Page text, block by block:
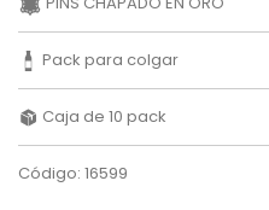
Pack para colgar
Caja de 10 pack
Código: 16599